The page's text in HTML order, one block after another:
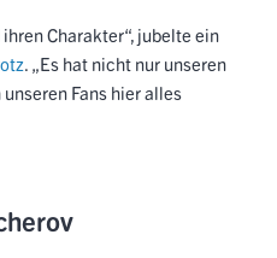
Charakter“, jubelte ein
. „Es hat nicht nur unseren
Fans hier alles